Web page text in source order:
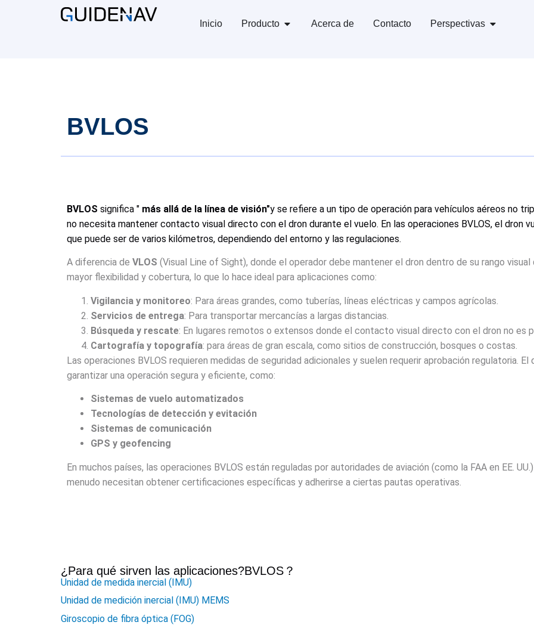
Inicio Producto Acerca de Contacto Perspectivas
BVLOS
BVLOS significa " más allá de la línea de visión"y se refiere a un tipo de operación para vehículos aéreos no
no necesita mantener contacto visual directo con el dron durante el vuelo. En las operaciones BVLOS, el dron
que puede ser de varios kilómetros, dependiendo del entorno y las regulaciones.
A diferencia de VLOS (Visual Line of Sight), donde el operador debe mantener el dron dentro de su rango
mayor flexibilidad y cobertura, lo que lo hace ideal para aplicaciones como:
Vigilancia y monitoreo: Para áreas grandes, como tuberías, líneas eléctricas y campos agrícolas.
Servicios de entrega: Para transportar mercancías a largas distancias.
Búsqueda y rescate: En lugares remotos o extensos donde el contacto visual directo con el dron no es
Cartografía y topografía: para áreas de gran escala, como sitios de construcción, bosques o costas.
Las operaciones BVLOS requieren medidas de seguridad adicionales y suelen requerir aprobación regulatoria.
garantizar una operación segura y eficiente, como:
Sistemas de vuelo automatizados
Tecnologías de detección y evitación
Sistemas de comunicación
GPS y geofencing
En muchos países, las operaciones BVLOS están reguladas por autoridades de aviación (como la FAA en EE.
menudo necesitan obtener certificaciones específicas y adherirse a ciertas pautas operativas.
¿Para qué sirven las aplicaciones?BVLOS ？
Unidad de medida inercial (IMU)
Unidad de medición inercial (IMU) MEMS
Giroscopio de fibra óptica (FOG)